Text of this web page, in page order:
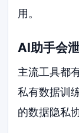
用。
AI助手会
主流工具都
私有数据训
的数据隐私